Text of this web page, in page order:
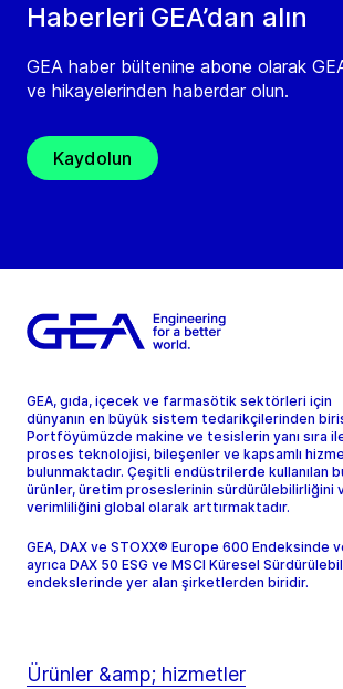
Haberleri GEA’dan alın
GEA haber bültenine abone olarak
ve hikayelerinden haberdar olun.
Kaydolun
GEA, gıda, içecek ve farmasötik sektörleri için
dünyanın en büyük sistem tedarikçilerinden
Portföyümüzde makine ve tesislerin yanı sıra
proses teknolojisi, bileşenler ve kapsamlı
bulunmaktadır. Çeşitli endüstrilerde kullanılan
ürünler, üretim proseslerinin sürdürülebilirliğini
verimliliğini global olarak arttırmaktadır.
GEA, DAX ve STOXX® Europe 600 Endeksinde
ayrıca DAX 50 ESG ve MSCI Küresel
endekslerinde yer alan şirketlerden biridir.
Ürünler &amp; hizmetler